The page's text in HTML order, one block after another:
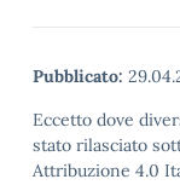
Pubblicato:
Eccetto dove
stato rilasciato
Attribuzione 4.0